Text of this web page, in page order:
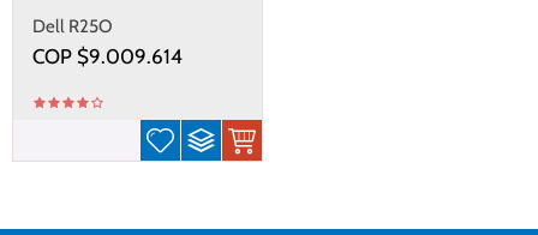
Dell R25O
COP $9.009.614